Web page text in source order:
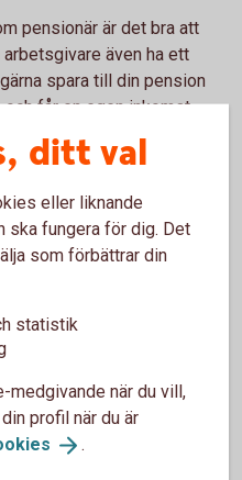
pensionär är det bra att
även ha ett
spara till din pension
och får en egen inkomst.
din pension, desto lägre
Och även mindre belopp
Madelén.
att spara 500 kronor per
per månad vid 35 års
högre.
ditt val
eller liknande
ska fungera för dig. Det
som förbättrar din
statistik
medgivande när du vill,
profil när du är
.